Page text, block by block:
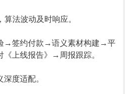
法波动及时响应。
→签约付款→语义素材构建→平
上线报告》→周报跟踪。
度适配。